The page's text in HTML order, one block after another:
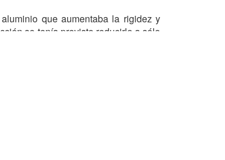
que aumentaba la rigidez y
se tenía previsto reducirlo a sólo
como un avión jet con un